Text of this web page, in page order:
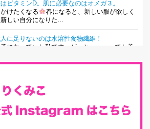
ビタミンD。肌に必要なのはオメガ３。
けたくなる
春になると、新しい服が欲しく
しい自分になりた...
に足りないのは水溶性食物繊維！
になっていた私です。が、と〜〜〜っても美
は、健康維持の中でいっちばん大事！だと私
トの免...
間近！みんな何買う？
酸水をシリカシリカにしているんだけど確か